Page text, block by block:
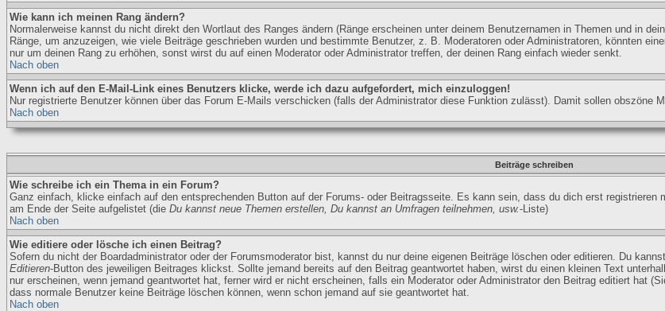
Wie kann ich meinen Rang ändern?
Normalerweise kannst du nicht direkt den Wortlaut des Ranges ändern (Ränge erscheinen unter deinem Benutzernamen in Themen und in
Ränge, um anzuzeigen, wie viele Beiträge geschrieben wurden und bestimmte Benutzer, z. B. Moderatoren oder Administratoren, könnten
nur um deinen Rang zu erhöhen, sonst wirst du auf einen Moderator oder Administrator treffen, der deinen Rang einfach wieder senkt.
Nach oben
Wenn ich auf den E-Mail-Link eines Benutzers klicke, werde ich dazu aufgefordert, mich einzuloggen!
Nur registrierte Benutzer können über das Forum E-Mails verschicken (falls der Administrator diese Funktion zulässt). Damit sollen obszöne
Nach oben
Beiträge schreiben
Wie schreibe ich ein Thema in ein Forum?
Ganz einfach, klicke einfach auf den entsprechenden Button auf der Forums- oder Beitragsseite. Es kann sein, dass du dich erst
am Ende der Seite aufgelistet (die Du kannst neue Themen erstellen, Du kannst an Umfragen teilnehmen, usw.-Liste)
Nach oben
Wie editiere oder lösche ich einen Beitrag?
Sofern du nicht der Boardadministrator oder der Forumsmoderator bist, kannst du nur deine eigenen Beiträge löschen oder editieren. Du
Editieren-Button des jeweiligen Beitrages klickst. Sollte jemand bereits auf den Beitrag geantwortet haben, wirst du einen kleinen Text
nur erscheinen, wenn jemand geantwortet hat, ferner wird er nicht erscheinen, falls ein Moderator oder Administrator den Beitrag editiert hat
dass normale Benutzer keine Beiträge löschen können, wenn schon jemand auf sie geantwortet hat.
Nach oben